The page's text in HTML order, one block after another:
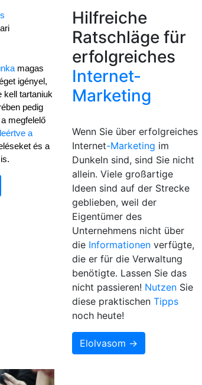
magas
igényel,
kell tartaniuk
pedig
megfelelő
a
és a
Hilfreiche
Ratschläge für
erfolgreiches
Internet-
Marketing
Wenn Sie über erfolgreiches
Internet-Marketing im
Dunkeln sind, sind Sie nicht
allein. Viele großartige
Ideen sind auf der Strecke
geblieben, weil der
Eigentümer des
Unternehmens nicht über
die Informationenverfügte,
die er für die Verwaltung
benötigte. Lassen Sie das
nicht passieren! NutzenSie
diese praktischen Tipps
noch heute!
Elolvasom →